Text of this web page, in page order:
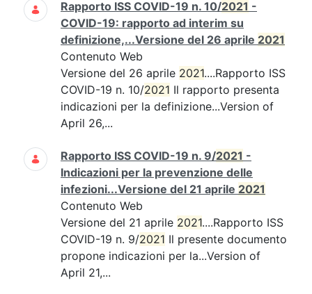
Rapporto ISS COVID-19 n. 10/2021 -
COVID-19: rapporto ad interim su
definizione,...Versione del 26 aprile 2021
Contenuto Web
Versione del 26 aprile 2021....Rapporto ISS
COVID-19 n. 10/2021 Il rapporto presenta
indicazioni per la definizione...Version of
April 26,...
Rapporto ISS COVID-19 n. 9/2021 -
Indicazioni per la prevenzione delle
infezioni...Versione del 21 aprile 2021
Contenuto Web
Versione del 21 aprile 2021....Rapporto ISS
COVID-19 n. 9/2021 Il presente documento
propone indicazioni per la...Version of
April 21,...